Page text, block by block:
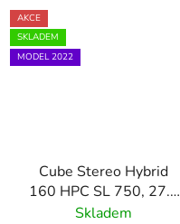
AKCE
SKLADEM
MODEL 2022
Cube Stereo Hybrid
160 HPC SL 750, 27.5
aquamarine´n´black
Skladem